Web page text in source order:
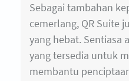
Sebagai tambahan
cemerlang, QR Suite
yang hebat. Sentiasa
yang tersedia untuk
membantu